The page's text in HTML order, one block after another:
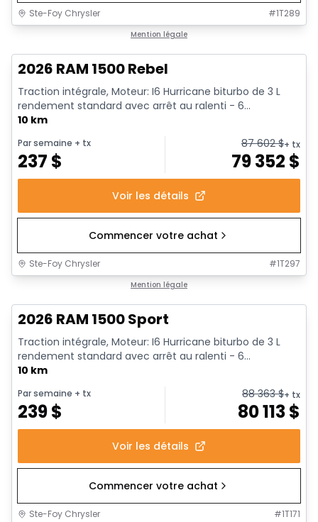
Ste-Foy Chrysler #1T289
Mention légale
2026 RAM 1500 Rebel
Traction intégrale, Moteur: I6 Hurricane biturbo de 3 L
rendement standard avec arrêt au ralenti - 6...
10 km
Par semaine + tx
237 $
87 602$+ tx
79 352 $
Voir les détails
Commencer votre achat
Ste-Foy Chrysler #1T297
Mention légale
2026 RAM 1500 Sport
Traction intégrale, Moteur: I6 Hurricane biturbo de 3 L
rendement standard avec arrêt au ralenti - 6...
10 km
Par semaine + tx
239$
88 363$+ tx
80 113$
Voir les détails
Commencer votre achat
Ste-Foy Chrysler #1T171